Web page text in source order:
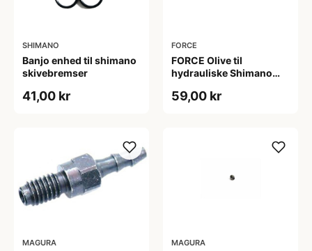
SHIMANO
Banjo enhed til shimano
skivebremser
41,00 kr
FORCE
FORCE Olive til
hydrauliske Shimano
59,00 kr
MAGURA MAGURA